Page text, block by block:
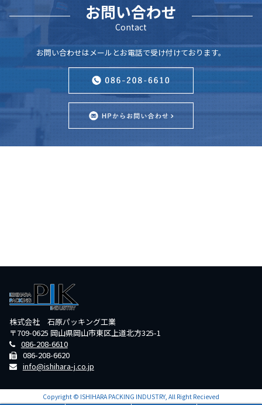
お問い合わせ
Contact
お問い合わせはメールとお電話で受け付けております。
株式会社 石原パッキング工業
〒709-0625 岡山県岡山市東区上道北方325-1
086-208-6610
086-208-6620
info@ishihara-j.co.jp
Copyright © ISHIHARA PACKING INDUSTRY, All Right Recieved